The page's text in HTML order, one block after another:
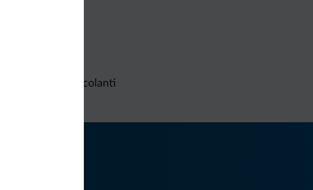
Richieste non vincolanti